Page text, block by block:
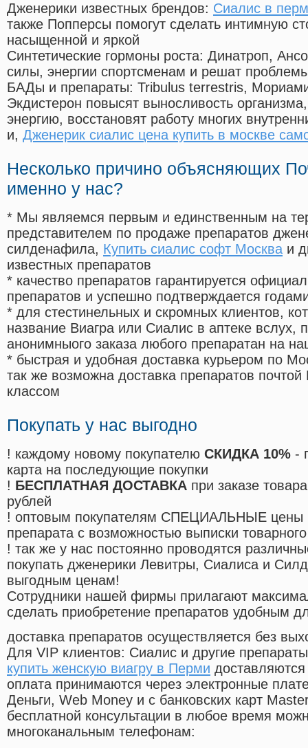
Дженерики известных брендов: Сиалис в
также Попперсы помогут сделать интимную
насыщенной и яркой
Синтетические гормоны роста: Динатроп,
силы, энергии спортсменам и решат
БАДы и препараты: Tribulus terrestris,
Экдистерон повысят выносливость
энергию, восстановят работу многих
и, Дженерик сиалис цена купить в москве
Несколько причино объясняющих
именно у нас?
* Мы являемся первым и единственным на
представителем по продаже препаратов
силденафила, Купить сиалис софт Москва и
известных препаратов
* качество препаратов гарантируется
препаратов и успешно подтверждается
* для стестинельных и скромных клиентов,
название Виагра или Сиалис в аптеке вслух,
анонимныого заказа любого препаратан на
* быстрая и удобная доставка курьером по
так же возможна доставка препаратов
классом
Покупать у нас выгодно
! каждому новому покупателю СКИДКА 10% -
карта на последующие покупки
! БЕСПЛАТНАЯ ДОСТАВКА при заказе
рублей
! оптовым покупателям СПЕЦИАЛЬНЫЕ цены
препарата с возможностью выписки
! так же у нас постоянно проводятся
покупать дженерики Левитры, Сиалиса и
выгодным ценам!
Cотрудники нашей фирмы прилагают
сделать приобретение препаратов удобным
доставка препаратов осуществляется без
Для VIP клиентов: Сиалис и другие
купить женскую виагру в Перми доставляются
оплата принимаются через электронные
Деньги, Web Money и с банковских карт
бесплатной консультации в любое время
многоканальным телефонам: